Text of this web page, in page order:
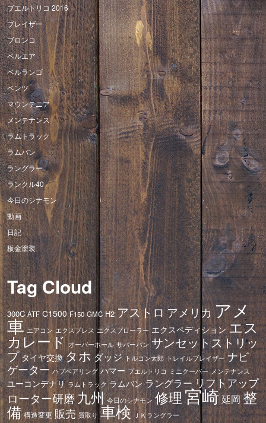
プエルトリコ 2016
ブレイザー
ブロンコ
ベルエア
ベルランゴ
ベンツ
マウンテニア
メンテナンス
ラムトラック
ラムバン
ラングラー
ランクル40
今日のシナモン
動画
日記
板金塗装
Tag Cloud
300C ATF C1500 F150 GMC H2 アストロアメリカ アメ
車 エアコン エクスプレス エクスプローラー エクスペディション エス
カレード オーバーホール サバーバン サンセットストリッ
プタイヤ交換タホ ダッジ トルコン太郎 トレイルブレイザー ナビ
ゲーター ハブベアリング ハマー プエルトリコ ミニクーパー メンテナンス
ユーコンデナリ ラムトラック ラムバン ラングラーリフトアップ
ローター研磨九州 今日のシナモン 修理宮崎延岡整
備 構造変更 販売 買取り 車検 ＪＫラングラー